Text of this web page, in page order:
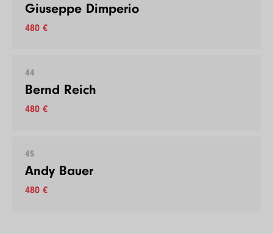
Giuseppe Dimperio
480 €
44
Bernd Reich
480 €
45
Andy Bauer
480 €